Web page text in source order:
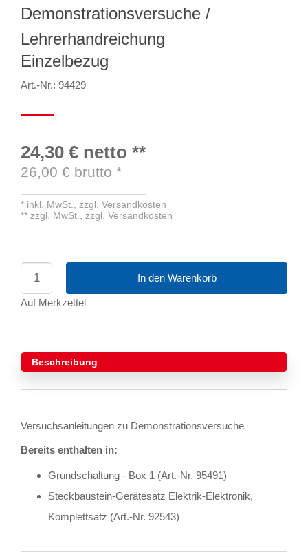
Demonstrationsversuche /
Lehrerhandreichung
Einzelbezug
Art.-Nr.: 94429
24,30 € netto **
26,00 € brutto *
* inkl. MwSt., zzgl. Versandkosten
** zzgl. MwSt., zzgl. Versandkosten
In den Warenkorb
Auf Merkzettel
Beschreibung
Versuchsanleitungen zu Demonstrationsversuche
Bereits enthalten in:
Grundschaltung - Box 1 (Art.-Nr. 95491)
Steckbaustein-Gerätesatz Elektrik-Elektronik,
Komplettsatz (Art.-Nr. 92543)